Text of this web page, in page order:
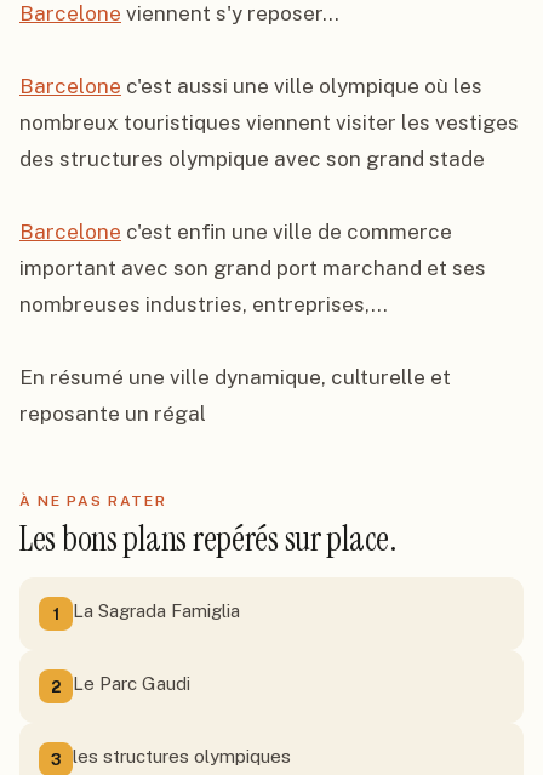
Barcelone viennent s'y reposer...
Barcelone c'est aussi une ville olympique où les
nombreux touristiques viennent visiter les vestiges
des structures olympique avec son grand stade
Barcelone c'est enfin une ville de commerce
important avec son grand port marchand et ses
nombreuses industries, entreprises,...
En résumé une ville dynamique, culturelle et
reposante un régal
À NE PAS RATER
Les bons plans repérés sur place.
1 La Sagrada Famiglia
2 Le Parc Gaudi
3 les structures olympiques